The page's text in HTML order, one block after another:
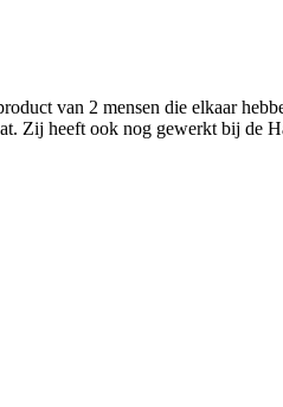
van 2 mensen die elkaar
Zij heeft ook nog gewerkt bij de